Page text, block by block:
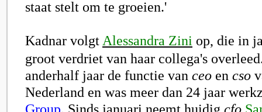
staat stelt om te groeien.'
Kadnar volgt Alessandra Zini op, die in
groot verdriet van haar collega's
anderhalf jaar de functie van ceo en cso
Nederland en was meer dan 24 jaar
Group. Sinds januari neemt huidig cfo